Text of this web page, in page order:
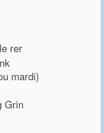
rer
mardi)